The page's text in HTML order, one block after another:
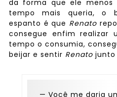
da forma que ele menos
tempo mais queria, o
espanto é que Renato
consegue enfim realizar
tempo o consumia,
beijar e sentir Renato junto
— Você me daria